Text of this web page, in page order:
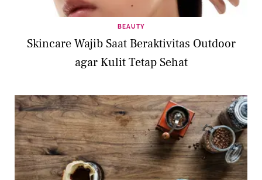
BEAUTY
Skincare Wajib Saat Beraktivitas Outdoor
agar Kulit Tetap Sehat